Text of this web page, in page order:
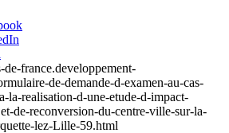
france.developpement-
de-demande-d-examen-au-cas-
la-realisation-d-une-etude-d-impact-
de-reconversion-du-centre-ville-sur-la-
lez-Lille-59.html